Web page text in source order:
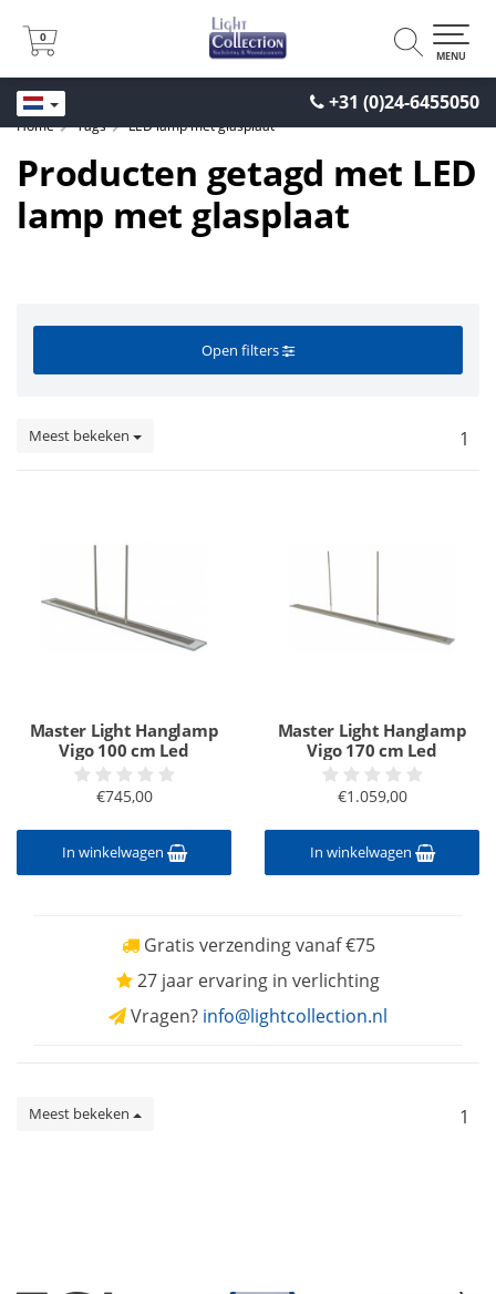
+31 (0)24-6455050
0
0
MENU
Home Tags LED lamp met glasplaat
Producten getagd met LED
lamp met glasplaat
Open filters
Meest bekeken 1
Master Light Hanglamp
Vigo 100 cm Led
€745,00
In winkelwagen
Master Light Hanglamp
Vigo 170 cm Led
€1.059,00
In winkelwagen
Gratis verzending vanaf €75
27 jaar ervaring in verlichting
Vragen? info@lightcollection.nl
Meest bekeken 1